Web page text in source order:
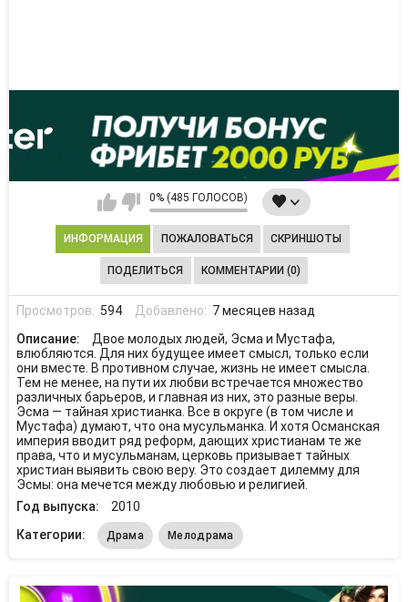
0% (485 ГОЛОСОВ)
ИНФОРМАЦИЯ ПОЖАЛОВАТЬСЯ СКРИНШОТЫ
ПОДЕЛИТЬСЯ КОММЕНТАРИИ (0)
Просмотров: 594 Добавлено: 7 месяцев назад
Описание:
Двое молодых людей, Эсма и Мустафа,
влюбляются. Для них будущее имеет смысл, только если
они вместе. В противном случае, жизнь не имеет смысла.
Тем не менее, на пути их любви встречается множество
различных барьеров, и главная из них, это разные веры.
Эсма — тайная христианка. Все в округе (в том числе и
Мустафа) думают, что она мусульманка. И хотя Османская
империя вводит ряд реформ, дающих христианам те же
права, что и мусульманам, церковь призывает тайных
христиан выявить свою веру. Это создает дилемму для
Эсмы: она мечется между любовью и религией.
Год выпуска:
2010
Категории:
Драма Мелодрама